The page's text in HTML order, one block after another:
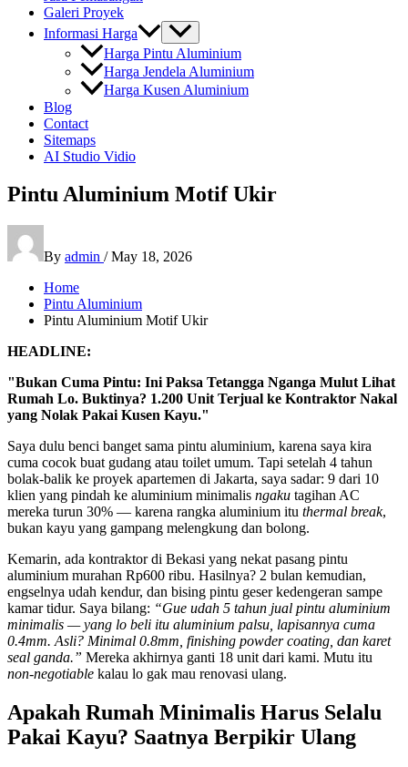
Galeri Proyek
Informasi Harga
Harga Pintu Aluminium
Harga Jendela Aluminium
Harga Kusen Aluminium
Blog
Contact
Sitemaps
AI Studio Vidio
Pintu Aluminium Motif Ukir
By admin /May 18, 2026
Home
Pintu Aluminium
Pintu Aluminium Motif Ukir
HEADLINE:
"Bukan Cuma Pintu: Ini Paksa Tetangga Nganga Mulut Lihat
Rumah Lo. Buktinya? 1.200 Unit Terjual ke Kontraktor Nakal
yang Nolak Pakai Kusen Kayu."
Saya dulu benci banget sama pintu aluminium, karena saya kira
cuma cocok buat gudang atau toilet umum. Tapi setelah 4 tahun
bolak-balik ke proyek apartemen di Jakarta, saya sadar: 9 dari 10
klien yang pindah ke aluminium minimalis ngaku tagihan AC
mereka turun 30% — karena rangka aluminium itu thermal break,
bukan kayu yang gampang melengkung dan bolong.
Kemarin, ada kontraktor di Bekasi yang nekat pasang pintu
aluminium murahan Rp600 ribu. Hasilnya? 2 bulan kemudian,
engselnya udah kendur, dan bising pintu geser kedengeran sampe
kamar tidur. Saya bilang: “Gue udah 5 tahun jual pintu aluminium
minimalis — yang lo beli itu aluminium palsu, lapisannya cuma
0.4mm. Asli? Minimal 0.8mm, finishing powder coating, dan karet
seal ganda.” Mereka akhirnya ganti 18 unit dari kami. Mutu itu
non-negotiable kalau lo gak mau renovasi ulang.
Apakah Rumah Minimalis Harus Selalu
Pakai Kayu? Saatnya Berpikir Ulang